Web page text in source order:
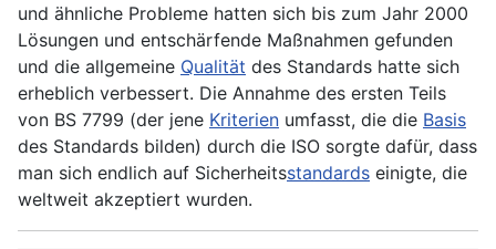
und ähnliche Probleme hatten sich bis zum Jahr 2000
Lösungen und entschärfende Maßnahmen gefunden
und die allgemeine Qualität des Standards hatte sich
erheblich verbessert. Die Annahme des ersten Teils
von BS 7799 (der jene Kriterien umfasst, die die Basis
des Standards bilden) durch die ISO sorgte dafür, dass
man sich endlich auf Sicherheits­standards einigte, die
weltweit akzeptiert wurden.